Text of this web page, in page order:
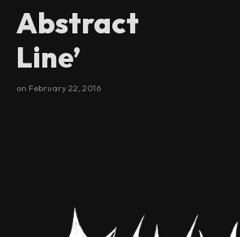
Abstract
Line’
on February 22, 2016